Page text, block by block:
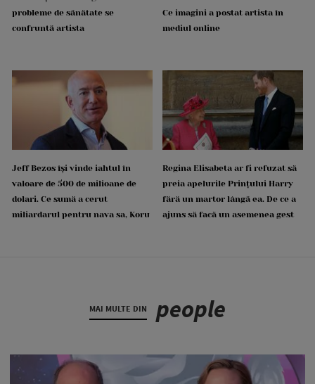
probleme de sănătate se
confruntă artista
Ce imagini a postat artista în
mediul online
Jeff Bezos își vinde iahtul în
valoare de 500 de milioane de
dolari. Ce sumă a cerut
miliardarul pentru nava sa, Koru
Regina Elisabeta ar fi refuzat să
preia apelurile Prințului Harry
fără un martor lângă ea. De ce a
ajuns să facă un asemenea gest
MAI MULTE DIN people